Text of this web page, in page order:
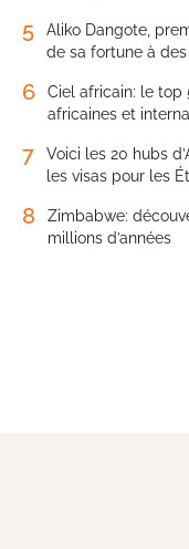
5
Aliko Dangote,
de sa fortune à
6
Ciel africain: le top
africaines et
7
Voici les 20 hubs
les visas pour les
8
Zimbabwe:
millions d’années